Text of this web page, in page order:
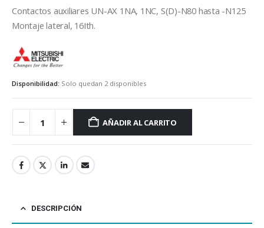
Contactos auxiliares UN-AX 1NA, 1NC, S(D)-N80 hasta -N125
Montaje lateral, 16Ith.
Disponibilidad: Solo quedan 2 disponibles
AÑADIR AL CARRITO
DESCRIPCIÓN